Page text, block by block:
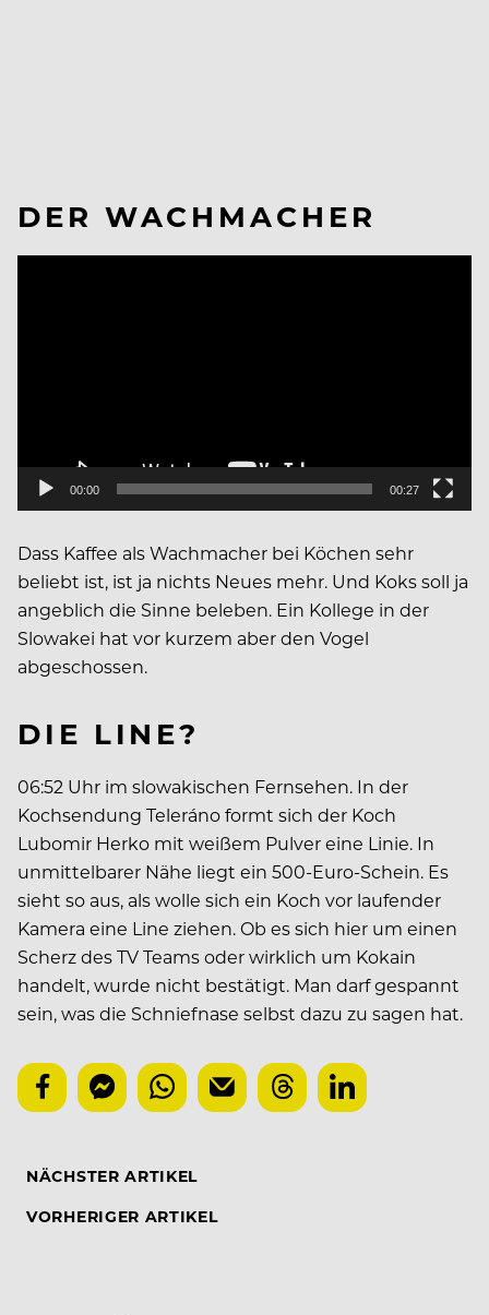
DER WACHMACHER
00:00 00:27
Dass Kaffee als Wachmacher bei Köchen sehr
beliebt ist, ist ja nichts Neues mehr. Und Koks soll ja
angeblich die Sinne beleben. Ein Kollege in der
Slowakei hat vor kurzem aber den Vogel
abgeschossen.
DIE LINE?
06:52 Uhr im slowakischen Fernsehen. In der
Kochsendung Teleráno formt sich der Koch
Lubomir Herko mit weißem Pulver eine Linie. In
unmittelbarer Nähe liegt ein 500-Euro-Schein. Es
sieht so aus, als wolle sich ein Koch vor laufender
Kamera eine Line ziehen. Ob es sich hier um einen
Scherz des TV Teams oder wirklich um Kokain
handelt, wurde nicht bestätigt. Man darf gespannt
sein, was die Schniefnase selbst dazu zu sagen hat.
NÄCHSTER ARTIKEL
VORHERIGER ARTIKEL